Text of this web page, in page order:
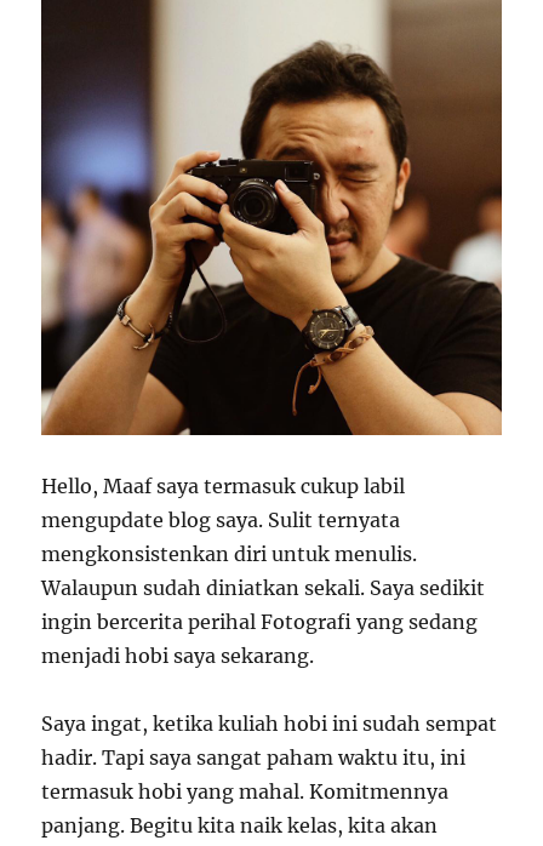
Hello, Maaf saya termasuk cukup labil
mengupdate blog saya. Sulit ternyata
mengkonsistenkan diri untuk menulis.
Walaupun sudah diniatkan sekali. Saya sedikit
ingin bercerita perihal Fotografi yang sedang
menjadi hobi saya sekarang.
Saya ingat, ketika kuliah hobi ini sudah sempat
hadir. Tapi saya sangat paham waktu itu, ini
termasuk hobi yang mahal. Komitmennya
panjang. Begitu kita naik kelas, kita akan